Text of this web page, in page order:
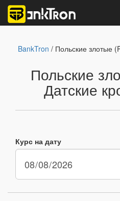
BankTron / Польские злотые
Польские
Датские
Курс на дату